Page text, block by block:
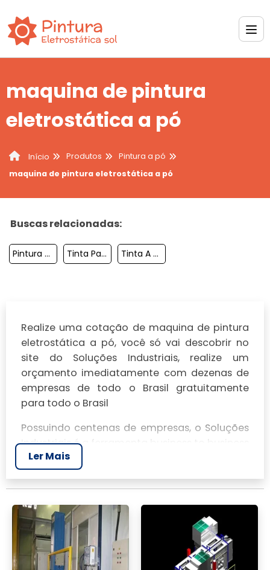
maquina de pintura
eletrostática a pó
Início Produtos
Pintura a pó
maquina de pintura eletrostática a pó
Buscas relacionadas:
Pintura Eletrostatica A Po Preco Tinta Para Pintura Eletrostatica A Po Tinta A Po Eletrostatica
Realize uma cotação de maquina de pintura
eletrostática a pó, você só vai descobrir no
site do Soluções Industriais, realize um
orçamento imediatamente com dezenas de
empresas de todo o Brasil gratuitamente
para todo o Brasil
Possuindo centenas de empresas, o Soluções
Industriais é a ferramenta business to business
mais completo da área industrial. Para
realizar um orçamento de maquina de
pintura eletrostática a pó, clique em um ou
mais dos anuciantes a seguir:
Ler Mais